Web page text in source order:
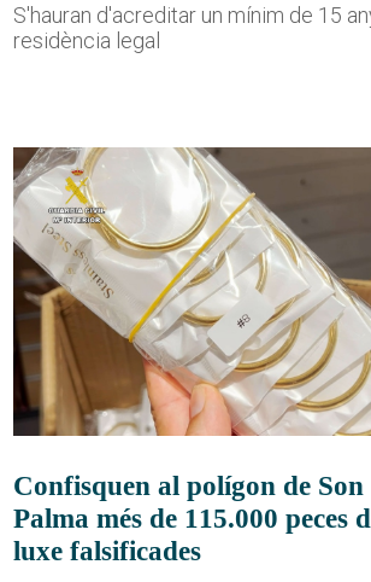
S'hauran d'acreditar un mínim de 15
residència legal
Confisquen al polígon de Son
Palma més de 115.000 peces
luxe falsificades